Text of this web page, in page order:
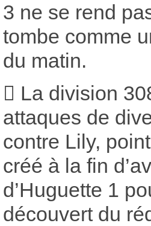
3 ne se rend
tombe comme
du matin.
 La division
attaques de
contre Lily,
créé à la fin
d’Huguette 1
découvert du